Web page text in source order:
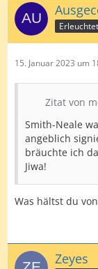
15. Januar 2023 um
Zitat von
Smith-Neale
angeblich
bräuchte ich
Jiwa!
Was hältst du
Zeyes